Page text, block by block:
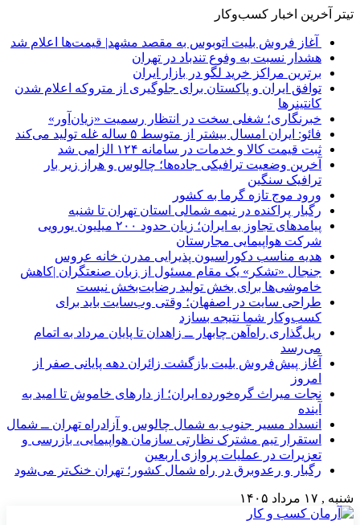
تیتر آخرین اخبار کسب‌وکار
آغاز فروش بلیت اتوبوس به مقصد مشهد| قیمت‌ها اعلام شد
هشدار نسبت به وفوع تندباد در تهران
برترین مراکز خرید لگو در بازار ایران
توافق ایران و پاکستان برای جلوگیری از متروکه اعلام شدن
کانتینرها
خبرنگاری؛ شغلی سخت در انتظار رسمیت «زیان‌آور»
فائو: ایران امسال بیشتر از متوسط ۵ ساله غله تولید می‌کند
ثبت قیمت کالا و خدمات در سامانه ۱۲۴ الزامی شد
آخرین وضعیت ترافیکی جاده‌ها؛ چالوس و هراز زیر بار
ترافیک سنگین
ورود موج تازه گرما به کشور
رگبار پراکنده در نیمه شمالی استان تهران تا شنبه
پیامدهای تجاوز به ایران؛ زیان حدود ۲۰۰ میلیون یورویی
شرکت هواپیمایی مجارستان
هدیه مناسب دکوراسیون پذیرایی مدرن خانه عروس
جنجال «تشکر» یک مقام مسئول از زبان صنعتگران |کاهش
خاموشی‌ها برای بخش تولید رضایت‌بخش نیست
طراحی سایت در اصفهان؛ وقتی وب‌سایت باید برای
کسب‌وکار شما نتیجه بسازد
ریل‌گذاری راه‌آهن چابهار ــ زاهدان تا پایان مرداد به اتمام
می‌رسد
آغاز پیش‌فروش بلیت بازگشت زائران دهه پایانی صفر از
امروز
نجات میراث گره‌خورده ایران؛ از دارهای خاموش تا امید به
آینده
انسداد مسیر جنوب به شمال چالوس و آزادراه تهران ــ شمال
استقرار تیم مشترک نظارتی سازمان هواپیمایی، بازرسی و
تعزیرات در عملیات پروازی اربعین
رگبار و رعدوبرق در راه شمال کشور؛ تهران خنک‌تر می‌شود
شنبه , ۱۷ مرداد ۱۴۰۵